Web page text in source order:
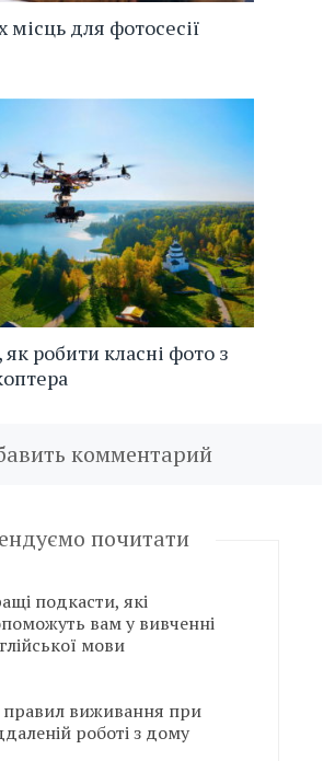
місць для фотосесії
робити класні фото з
комментарий
почитати
подкасти, які
вам у вивченні
мови
правил виживання при
роботі з дому